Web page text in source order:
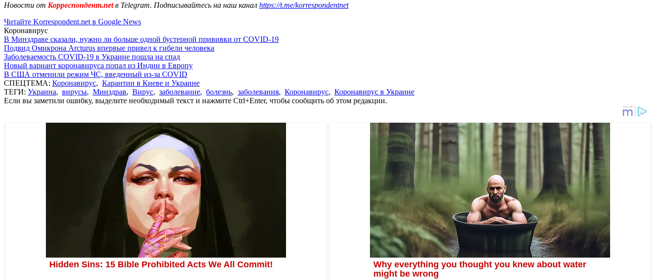
Новости от Корреспондент.netв Telegram. Подписывайтесь на наш канал https://t.me/korrespondentnet
Читайте Korrespondent.net в Google News
Коронавирус
В Минздраве сказали, нужно ли больше одной бустерной прививки от COVID-19
Подвид Омикрона Arcturus впервые привел к гибели человека
Заболеваемость COVID-19 в Украине пошла на спад
Новый вариант коронавируса попал из Индии в Европу
В США отменили режим ЧС, введенный из-за COVID
СПЕЦТЕМА: Коронавирус, Карантин в Киеве и Украине
ТЕГИ: Украина, вирусы, Минздрав, Вирус, заболевание, болезнь, заболевания, Коронавирус, Коронавирус в Украине
Если вы заметили ошибку, выделите необходимый текст и нажмите Ctrl+Enter, чтобы сообщить об этом редакции.